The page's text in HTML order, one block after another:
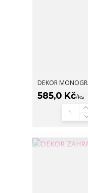
DEKOR
585,0 Kč/ks